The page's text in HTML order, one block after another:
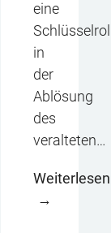
eine
in
der
Ablösung
des
veralteten…
Weiterlesen